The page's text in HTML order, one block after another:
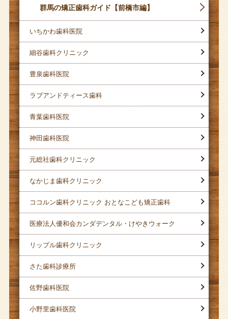
群馬の矯正歯科ガイド【前橋市編】
いちかわ歯科医院
細谷歯科クリニック
豊泉歯科医院
ラブアンドティース歯科
青葉歯科医院
神田歯科医院
元総社歯科クリニック
なかじま歯科クリニック
ココルン歯科クリニック おとなこども矯正歯科
医療法人優和会カンダデンタル・けやきウォーク
リップル歯科クリニック
さた歯科診療所
佐野歯科医院
小野里歯科医院